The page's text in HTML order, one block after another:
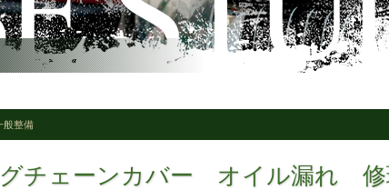
般整備
グチェーンカバー オイル漏れ 修